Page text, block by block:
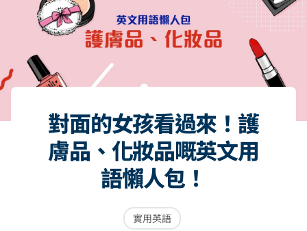
對面的女孩看過來！護
膚品、化妝品嘅英文用
語懶人包！
實用英語